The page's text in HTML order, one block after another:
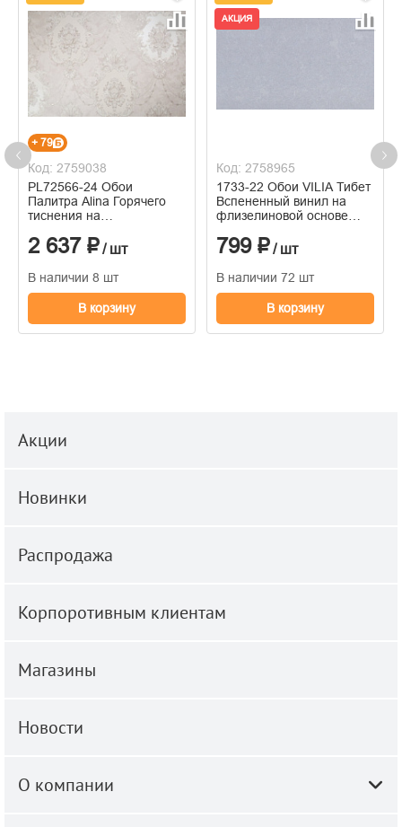
+ 79
Код: 2759038
PL72566-24 Обои
Палитра Alina Горячего
тиснения на
1.06м x 10.05
2 637 ₽/ шт
В наличии 8 шт
В корзину
АКЦИЯ
Код: 2758965
1733-22 Обои VILIA Тибет
Вспененный винил на
флизелиновой основе
799 ₽/ шт
В наличии 72 шт
В корзину
Акции
Новинки
Распродажа
Корпоротивным клиентам
Магазины
Новости
О компании